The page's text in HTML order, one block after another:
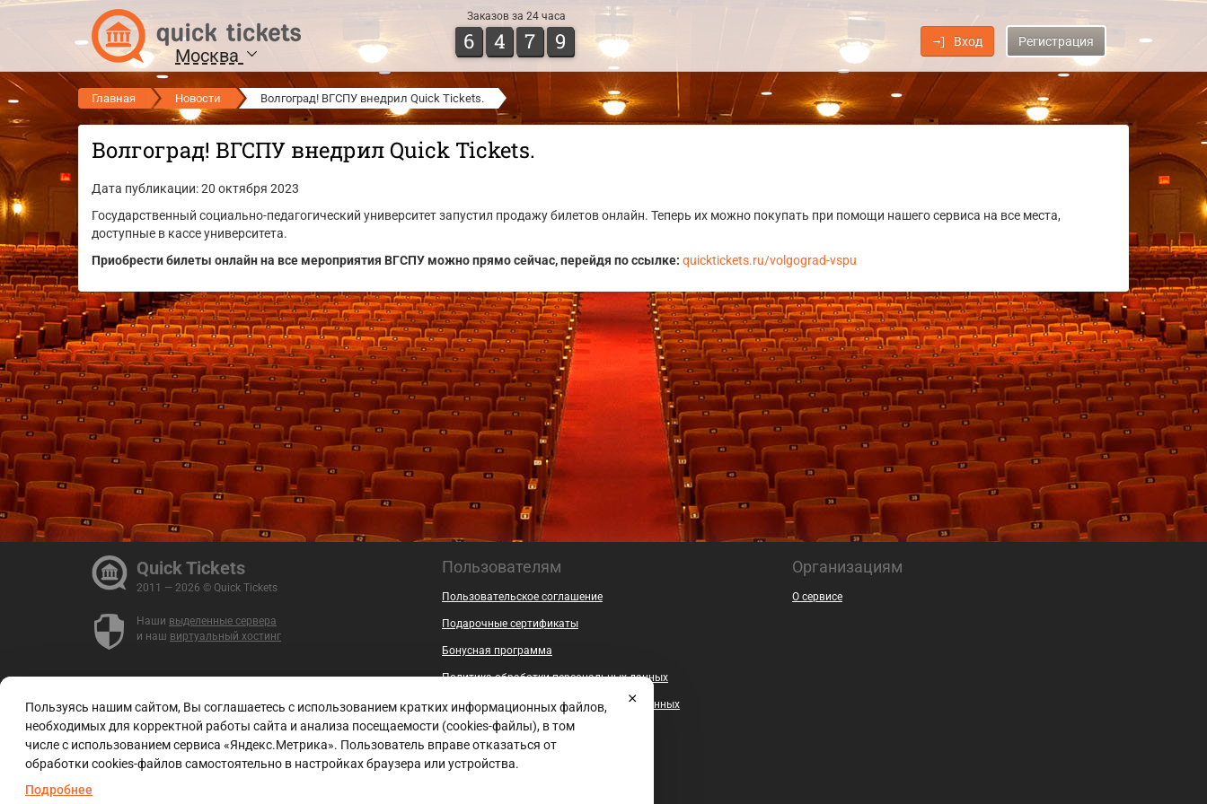
Москва
Заказов за 24 часа
6 4 7 9 Вход Регистрация
Главная Новости Волгоград! ВГСПУ внедрил Quick Tickets.
Волгоград! ВГСПУ внедрил Quick Tickets.
Дата публикации: 20 октября 2023
Государственный социально-педагогический университет запустил продажу билетов онлайн. Теперь их можно покупать при помощи нашего сервиса на все места,
доступные в кассе университета.
Приобрести билеты онлайн на все мероприятия ВГСПУ можно прямо сейчас, перейдя по ссылке: quicktickets.ru/volgograd-vspu
Quick Tickets
2011 — 2026 © Quick Tickets
Наши выделенные сервера
и наш виртуальный хостинг
Пользователям
Пользовательское соглашение
Подарочные сертификаты
Бонусная программа
Политика обработки персональных данных
Согласие на обработку персональных данных
Безопасность
Контакты
Организациям
О сервисе
Пользуясь нашим сайтом, Вы соглашаетесь с использованием кратких информационных файлов,
необходимых для корректной работы сайта и анализа посещаемости (cookies-файлы), в том
числе с использованием сервиса «Яндекс.Метрика». Пользователь вправе отказаться от
обработки cookies-файлов самостоятельно в настройках браузера или устройства.
Подробнее